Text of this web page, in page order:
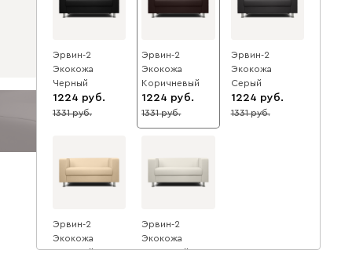
Эрвин-2
Экокожа
Черный
1224
8
1331
Эрвин-2
Экокожа
Коричневый
1224
8
1331
Эрвин-2
Экокожа
Серый
1224
8
1331
Эрвин-2
Экокожа
Бежевый
Эрвин-2
Экокожа
Молочный